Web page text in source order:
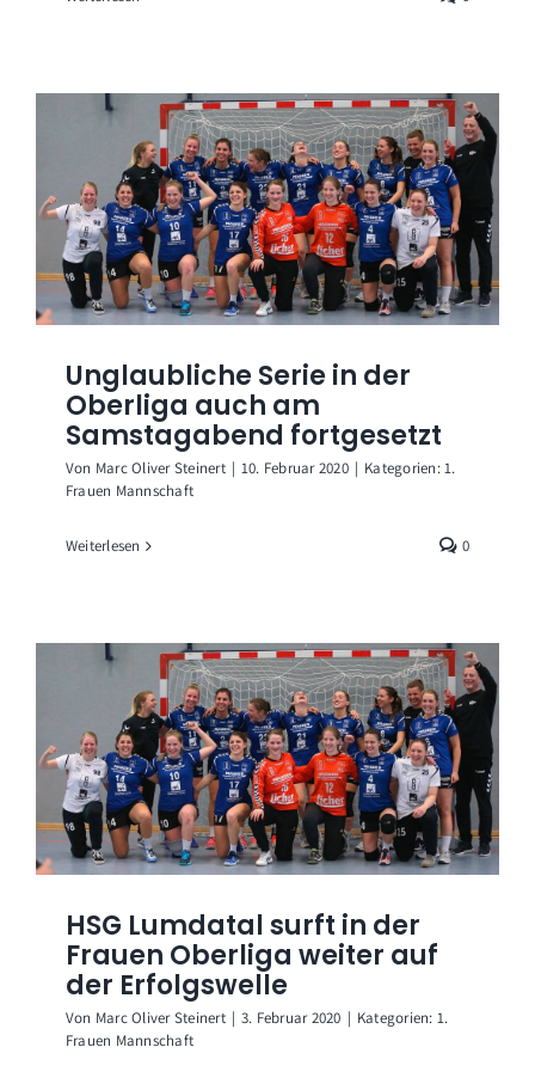
Unglaubliche Serie in der
Oberliga auch am
Samstagabend fortgesetzt
Von Marc Oliver Steinert | 10. Februar 2020 | Kategorien:1.
Frauen Mannschaft
Weiterlesen 0
HSG Lumdatal surft in der
Frauen Oberliga weiter auf
der Erfolgswelle
Von Marc Oliver Steinert | 3. Februar 2020 | Kategorien: 1.
Frauen Mannschaft